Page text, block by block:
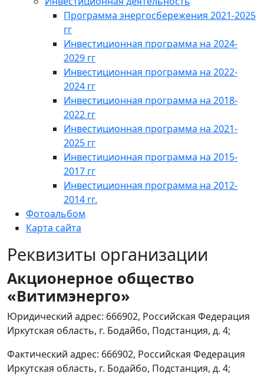
Реквизиты организации
Акционерное общество
«Витимэнерго»
Юридический адрес: 666902, Российская Федерация
Иркутская область, г. Бодайбо, Подстанция, д. 4;
Фактический адрес: 666902, Российская Федерация
Иркутская область, г. Бодайбо, Подстанция, д. 4;
Программа энергосбережения 2021-2025
гг
Инвестиционная программа на 2024-
2029 гг
Инвестиционная программа на 2022-
2024 гг
Инвестиционная программа на 2018-
2022 гг
Инвестиционная программа на 2021-
2025 гг
Инвестиционная программа на 2015-
2017 гг
Инвестиционная программа на 2012-
2014 гг.
Фотоальбом
Карта сайта